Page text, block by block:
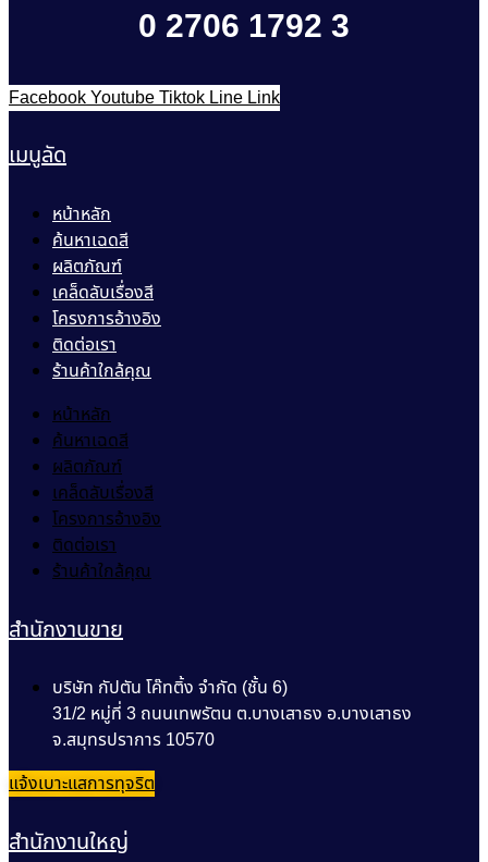
0 2706 1792 3
FacebookYoutubeTiktokLineLink
เมนูลัด
หน้าหลัก
ค้นหาเฉดสี
ผลิตภัณฑ์
เคล็ดลับเรื่องสี
โครงการอ้างอิง
ติดต่อเรา
ร้านค้าใกล้คุณ
หน้าหลัก
ค้นหาเฉดสี
ผลิตภัณฑ์
เคล็ดลับเรื่องสี
โครงการอ้างอิง
ติดต่อเรา
ร้านค้าใกล้คุณ
สำนักงานขาย
บริษัท กัปตัน โค๊ทติ้ง จำกัด (ชั้น 6)
31/2 หมู่ที่ 3 ถนนเทพรัตน ต.บางเสาธง อ.บางเสาธง
จ.สมุทรปราการ 10570
แจ้งเบาะแสการทุจริต
สำนักงานใหญ่